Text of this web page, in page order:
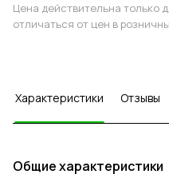
Цена действительна только
отличаться от цен в
Характеристики Отзывы
Общие характеристики